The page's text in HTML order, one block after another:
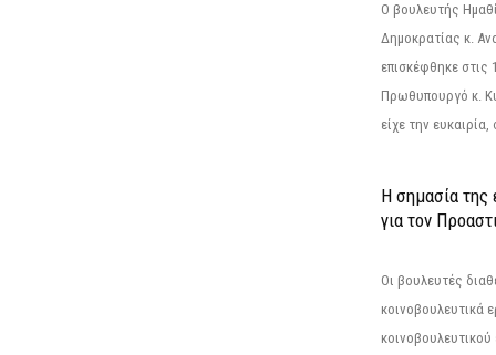
Ο βουλευτής
Δημοκρατίας κ.
επισκέφθηκε στις
Πρωθυπουργό κ.
είχε την
Η σημασία της
για τον
Οι βουλευτές
κοινοβουλευτικά